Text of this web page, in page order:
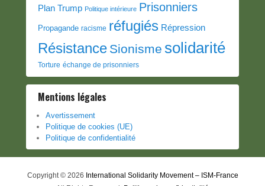
Plan Trump Politique intérieure Prisonniers
Propagande racisme réfugiés Répression
Résistance Sionisme solidarité
Torture échange de prisonniers
Mentions légales
Avertissement
Politique de cookies (UE)
Politique de confidentialité
Copyright © 2026 International Solidarity Movement – ISM-France